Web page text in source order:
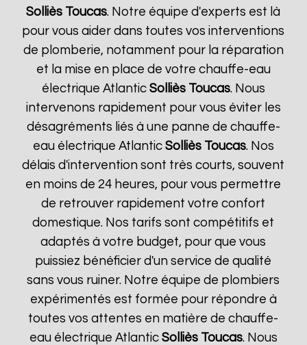
Solliès Toucas. Notre équipe d'experts est là
pour vous aider dans toutes vos interventions
de plomberie, notamment pour la réparation
et la mise en place de votre chauffe-eau
électrique Atlantic Solliès Toucas. Nous
intervenons rapidement pour vous éviter les
désagréments liés à une panne de chauffe-
eau électrique Atlantic Solliès Toucas. Nos
délais d'intervention sont très courts, souvent
en moins de 24 heures, pour vous permettre
de retrouver rapidement votre confort
domestique. Nos tarifs sont compétitifs et
adaptés à votre budget, pour que vous
puissiez bénéficier d'un service de qualité
sans vous ruiner. Notre équipe de plombiers
expérimentés est formée pour répondre à
toutes vos attentes en matière de chauffe-
eau électrique Atlantic Solliès Toucas. Nous